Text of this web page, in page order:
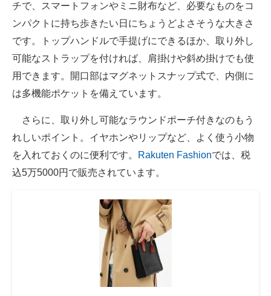
チで、スマートフォンやミニ財布など、必要なものをコ
ンパクトに持ち歩きたい日にちょうどよさそうな大きさ
です。トップハンドルで手提げにできるほか、取り外し
可能なストラップを付ければ、肩掛けや斜め掛けでも使
用できます。開口部はマグネットスナップ式で、内側に
は多機能ポケットを備えています。
さらに、取り外し可能なラウンドポーチ付きなのもう
れしいポイント。イヤホンやリップなど、よく使う小物
を入れておくのに便利です。
Rakuten Fashionでは、税
込5万5000円で販売されています。